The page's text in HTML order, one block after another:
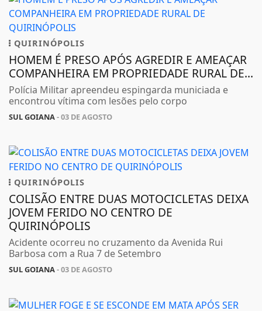
QUIRINÓPOLIS
HOMEM É PRESO APÓS AGREDIR E AMEAÇAR
COMPANHEIRA EM PROPRIEDADE RURAL DE...
Polícia Militar apreendeu espingarda municiada e
encontrou vítima com lesões pelo corpo
SUL GOIANA- 03 DE AGOSTO
QUIRINÓPOLIS
COLISÃO ENTRE DUAS MOTOCICLETAS DEIXA
JOVEM FERIDO NO CENTRO DE
QUIRINÓPOLIS
Acidente ocorreu no cruzamento da Avenida Rui
Barbosa com a Rua 7 de Setembro
SUL GOIANA- 03 DE AGOSTO